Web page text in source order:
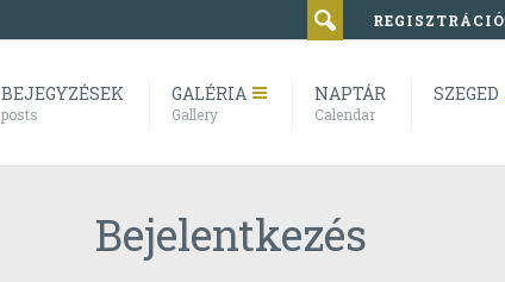
REGISZTRÁCIÓ
BEJEGYZÉSEK
posts
GALÉRIA
Gallery
NAPTÁR
Calendar
SZEGED
Bejelentkezés